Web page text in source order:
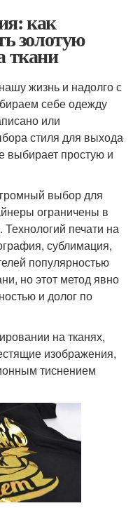
как
золотую
ткани
жизнь и надолго с
себе одежду
или
стиля для выхода
выбирает простую и
выбор для
ограничены в
печати на
сублимация,
популярностью
но этот метод явно
и долог по
на тканях,
изображения,
тиснением